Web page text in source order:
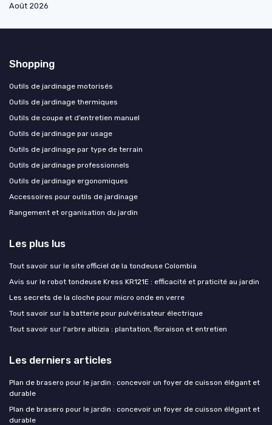
Août 2026
Shopping
Outils de jardinage motorisés
Outils de jardinage thermiques
Outils de coupe et d’entretien manuel
Outils de jardinage par usage
Outils de jardinage par type de terrain
Outils de jardinage professionnels
Outils de jardinage ergonomiques
Accessoires pour outils de jardinage
Rangement et organisation du jardin
Les plus lus
Tout savoir sur le site officiel de la tondeuse Colombia
Avis sur le robot tondeuse Kress KR121E : efficacité et praticité au jardin
Les secrets de la cloche pour micro onde en verre
Tout savoir sur la batterie pour pulvérisateur électrique
Tout savoir sur l'arbre albizia : plantation, floraison et entretien
Les derniers articles
Plan de brasero pour le jardin : concevoir un foyer de cuisson élégant et
durable
Plan de brasero pour le jardin : concevoir un foyer de cuisson élégant et
durable